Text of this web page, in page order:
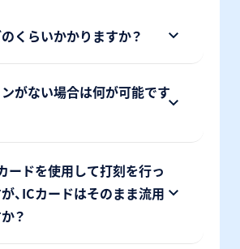
くらいかかりますか？
がない場合は何が可能です
ードを使用して打刻を行っ
、ICカードはそのまま流用
？